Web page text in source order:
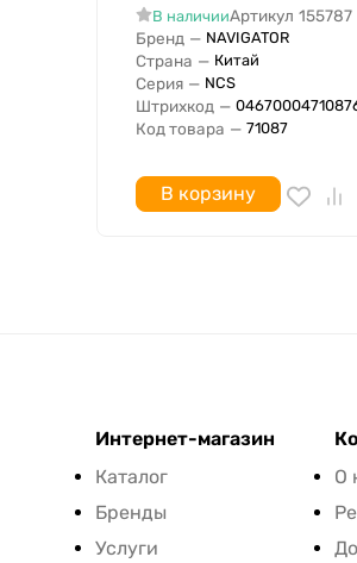
В наличииАртикул 155787
Бренд — NAVIGATOR
Страна — Китай
Серия — NCS
Штрихкод —
Код товара — 71087
В корзину
Интернет-магазин
Каталог
Бренды
Услуги
О